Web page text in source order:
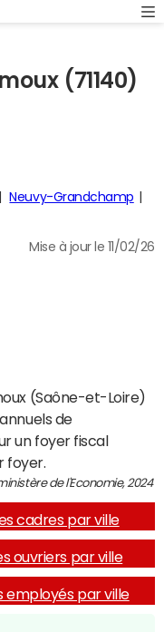
(71140)
Neuvy-Grandchamp
Mise à jour le 11/02/26
(Saône-et-Loire)
de
un foyer fiscal
foyer.
de l'Economie, 2024
cadres par ville
ouvriers par ville
employés par ville